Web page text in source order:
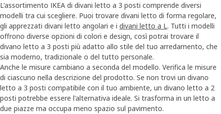
L'assortimento IKEA di divani letto a 3 posti comprende diversi
modelli tra cui scegliere. Puoi trovare divani letto di forma regolare,
gli apprezzati divani letto angolari e i divani letto a L. Tutti i modelli
offrono diverse opzioni di colori e design, così potrai trovare il
divano letto a 3 posti più adatto allo stile del tuo arredamento, che
sia moderno, tradizionale o del tutto personale.
Anche le misure cambiano a seconda del modello. Verifica le misure
di ciascuno nella descrizione del prodotto. Se non trovi un divano
letto a 3 posti compatibile con il tuo ambiente, un divano letto a 2
posti potrebbe essere l'alternativa ideale. Si trasforma in un letto a
due piazze ma occupa meno spazio sul pavimento.